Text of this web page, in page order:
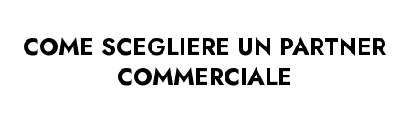
COME SCEGLIERE UN PARTNER
COMMERCIALE